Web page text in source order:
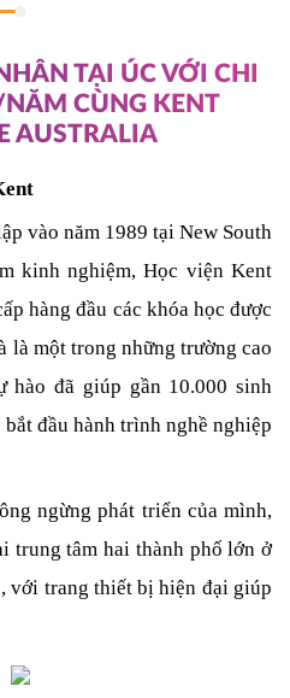
TẠI ÚC VỚI CHI
NĂM CÙNG KENT
AUSTRALIA
vào năm 1989 tại New South
kinh nghiệm, Học viện Kent
hàng đầu các khóa học được
là một trong những trường cao
hào đã giúp gần 10.000 sinh
đầu hành trình nghề nghiệp
ngừng phát triển của mình,
trung tâm hai thành phố lớn ở
với trang thiết bị hiện đại giúp